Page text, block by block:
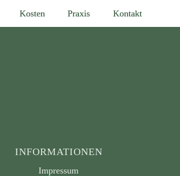
Kosten Praxis Kontakt
INFORMATIONEN
Impressum